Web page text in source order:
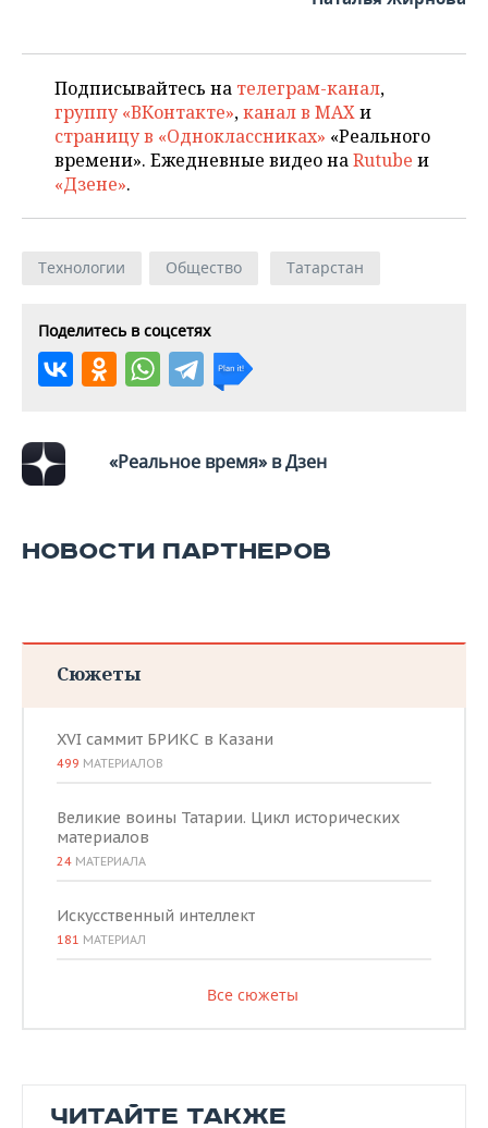
Подписывайтесь на телеграм-канал,
группу «ВКонтакте»,канал в MAXи
страницу в «Одноклассниках» «Реального
времени». Ежедневные видео наRutube и
«Дзене».
Технологии Общество Татарстан
Поделитесь в соцсетях
«Реальное время» в Дзен
НОВОСТИ ПАРТНЕРОВ
Сюжеты
XVI саммит БРИКС в Казани
499 МАТЕРИАЛОВ
Великие воины Татарии. Цикл исторических
материалов
24 МАТЕРИАЛА
Искусственный интеллект
181 МАТЕРИАЛ
Все сюжеты
ЧИТАЙТЕ ТАКЖЕ